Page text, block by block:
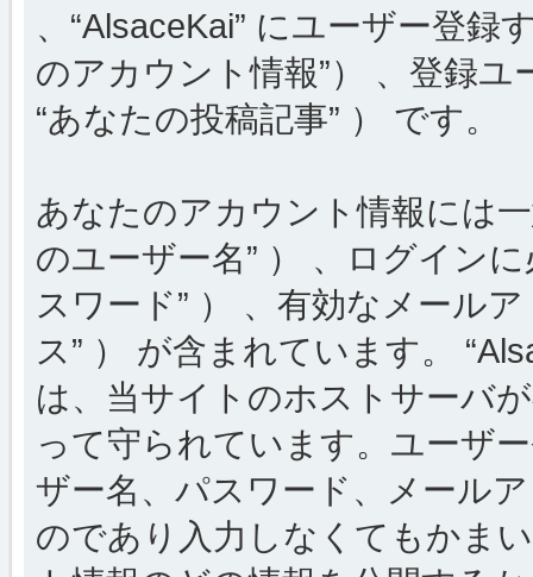
、“AlsaceKai” にユーザー登録
のアカウント情報”） 、登録
“あなたの投稿記事” ） です。
あなたのアカウント情報には
のユーザー名” ） 、ログイン
スワード” ） 、有効なメール
ス” ） が含まれています。
は、当サイトのホストサーバ
って守られています。ユーザ
ザー名、パスワード、メール
のであり入力しなくてもかま